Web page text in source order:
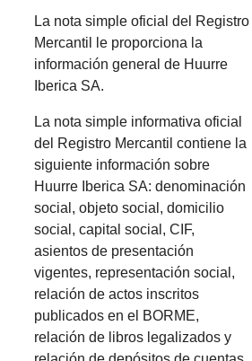
La nota simple oficial del Registro
Mercantil le proporciona la
información general de Huurre
Iberica SA.
La nota simple informativa oficial
del Registro Mercantil contiene la
siguiente información sobre
Huurre Iberica SA: denominación
social, objeto social, domicilio
social, capital social, CIF,
asientos de presentación
vigentes, representación social,
relación de actos inscritos
publicados en el BORME,
relación de libros legalizados y